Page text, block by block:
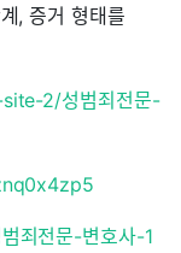
, 증거 형태를
2/성범죄전문-
전문-변호사-1